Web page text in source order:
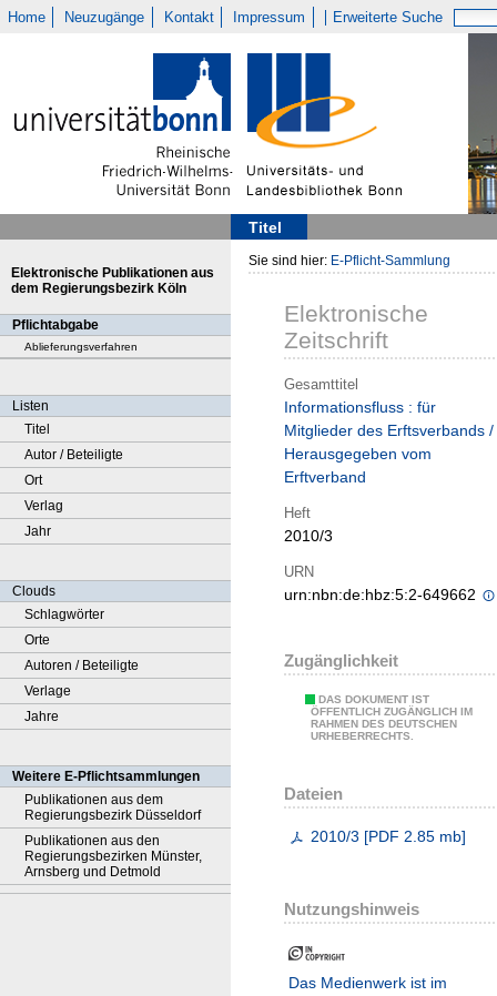
Home Neuzugänge Kontakt Impressum Erweiterte Suche
Titel
Elektronische Publikationen aus
dem Regierungsbezirk Köln
Pflichtabgabe
Ablieferungsverfahren
Listen
Titel
Autor / Beteiligte
Ort
Verlag
Jahr
Clouds
Schlagwörter
Orte
Autoren / Beteiligte
Verlage
Jahre
Weitere E-Pflichtsammlungen
Publikationen aus dem
Regierungsbezirk Düsseldorf
Publikationen aus den
Regierungsbezirken Münster,
Arnsberg und Detmold
Sie sind hier: E-Pflicht-Sammlung
Elektronische
Zeitschrift
Gesamttitel
Informationsfluss : für
Mitglieder des Erftsverbands /
Herausgegeben vom
Erftverband
Heft
2010/3
URN
urn:nbn:de:hbz:5:2-649662
Zugänglichkeit
DAS DOKUMENT IST
ÖFFENTLICH ZUGÄNGLICH IM
RAHMEN DES DEUTSCHEN
URHEBERRECHTS.
Dateien
2010/3 [PDF 2.85 mb]
Nutzungshinweis
Das Medienwerk ist im